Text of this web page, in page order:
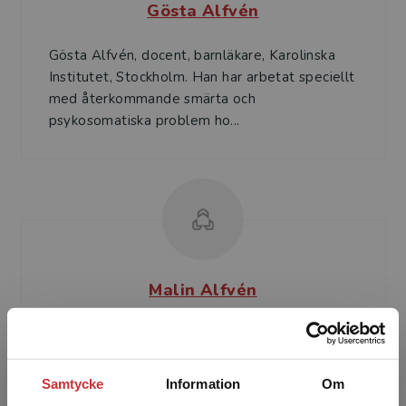
Samtycke Information Om
Gösta Alfvén
Gösta Alfvén, docent, barnläkare, Karolinska
Institutet, Stockholm. Han har arbetat speciellt
med återkommande smärta och
psykosomatiska problem ho...
Malin Alfvén
Barnhälsovården Farsta, Stockholm.